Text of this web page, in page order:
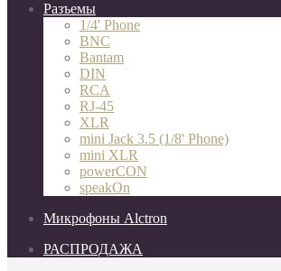
Разъемы
1/4' Phone
BNC
Bantam
DIN
RCA
RJ-45
XLR
mini Jack 3.5 (1/8' Phone)
mini XLR
powerCON
speakOn
Микрофоны Alctron
РАСПРОДАЖА